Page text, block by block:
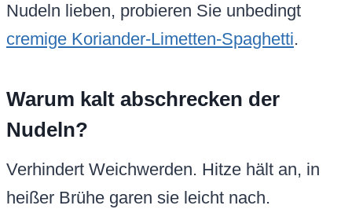
Nudeln lieben, probieren Sie unbedingt
cremige Koriander-Limetten-Spaghetti.
Warum kalt abschrecken der
Nudeln?
Verhindert Weichwerden. Hitze hält an, in
heißer Brühe garen sie leicht nach.